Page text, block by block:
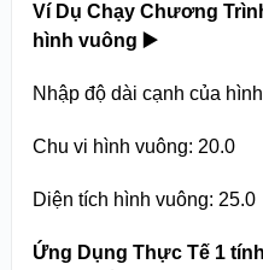
Ví Dụ Chạy Chương
hình vuông ▶️
Nhập độ dài cạnh của
Chu vi hình vuông: 20.0
Diện tích hình vuông: 25.0
Ứng Dụng Thực Tế 1